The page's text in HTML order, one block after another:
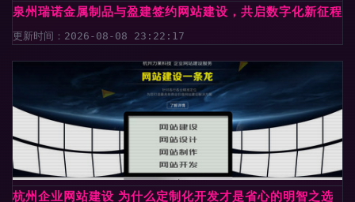
泉州瑞诺金属制品与盈建签约网站建设，共启数字化新征程
更新时间：2026-08-08 23:22:17
杭州企业网站建设 为什么定制化开发才是省心的明智之选